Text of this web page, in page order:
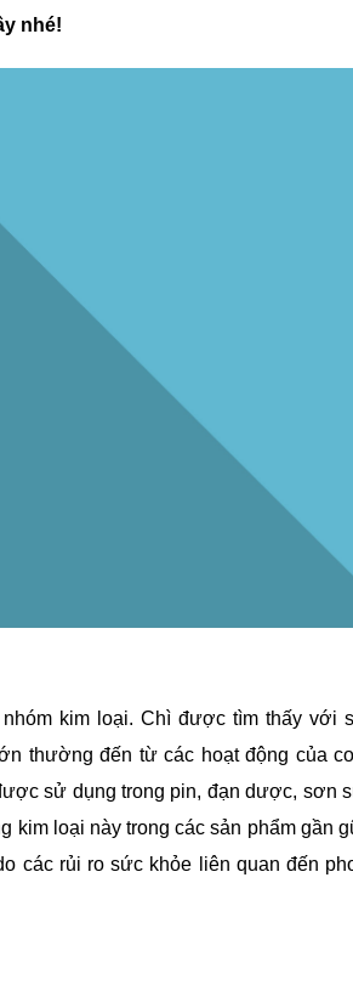
nhé!
kim loại. Chì được tìm thấy với
thường đến từ các hoạt động của
sử dụng trong pin, đạn dược, sơn
kim loại này trong các sản phẩm gần
các rủi ro sức khỏe liên quan đến